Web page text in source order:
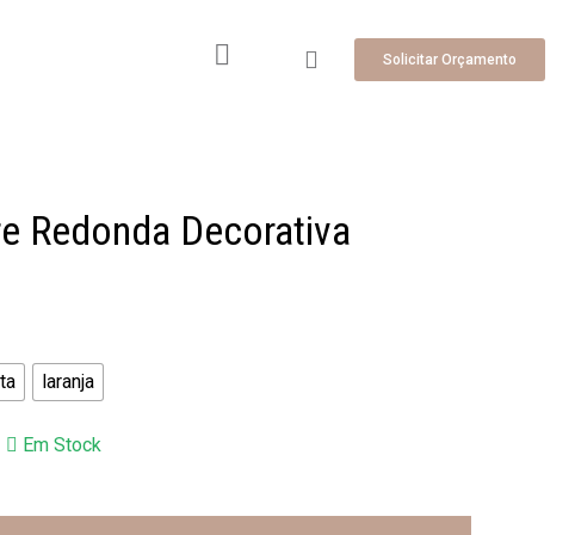
Solicitar Orçamento
Redonda Decorativa
laranja
Em Stock